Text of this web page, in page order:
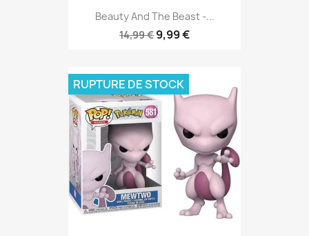
Beauty And The Beast -...
14,99 € 9,99 €
RUPTURE DE STOCK